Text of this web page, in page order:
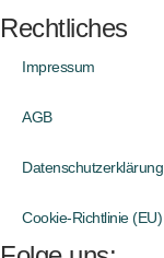
Rechtliches
Impressum
AGB
Datenschutzerklärung
Cookie-Richtlinie (EU)